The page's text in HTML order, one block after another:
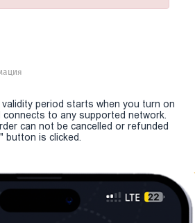
period starts when you turn on
connects to any supported network.
can not be cancelled or refunded
button is clicked.